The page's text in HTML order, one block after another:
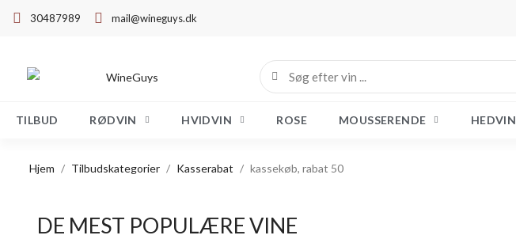
30487989 mail@wineguys.dk
TILBUD RØDVIN HVIDVIN ROSE MOUSSERENDE HEDVIN
Hjem Tilbudskategorier Kasserabat kassekøb, rabat 50
DE MEST POPULÆRE VINE